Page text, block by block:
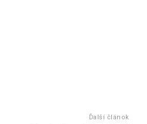
Ďalší článok